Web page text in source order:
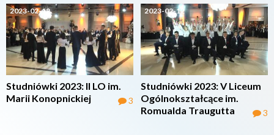
2023-02-12
Studniówki 2023: II LO im.
Marii Konopnickiej
3
2023-02-12
Studniówki 2023: V Liceum
Ogólnokształcące im.
Romualda Traugutta
3